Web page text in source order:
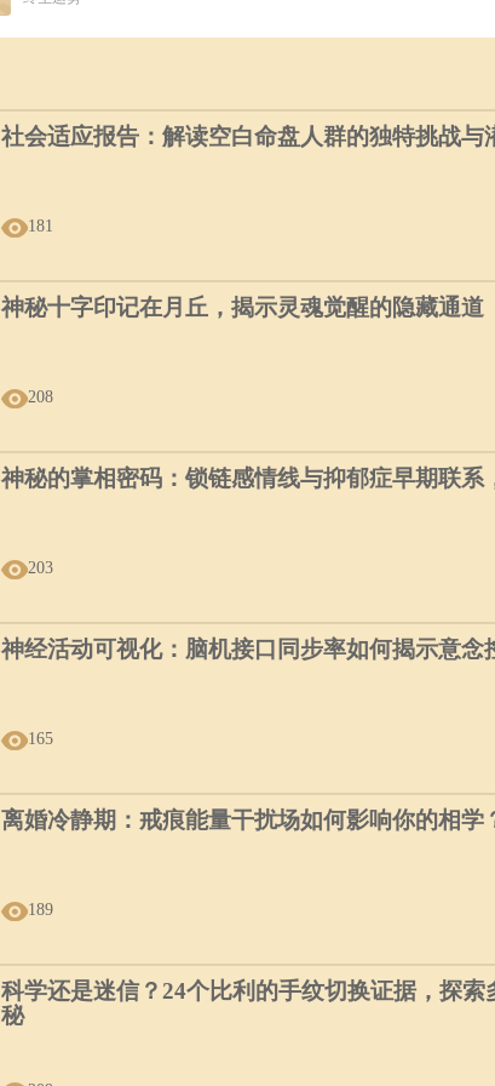
社会适应报告：解读空白命盘人群的独特挑战与
181
神秘十字印记在月丘，揭示灵魂觉醒的隐藏通道
208
神秘的掌相密码：锁链感情线与抑郁症早期联系
203
神经活动可视化：脑机接口同步率如何揭示意念
165
离婚冷静期：戒痕能量干扰场如何影响你的相学
189
科学还是迷信？24个比利的手纹切换证据，探
秘